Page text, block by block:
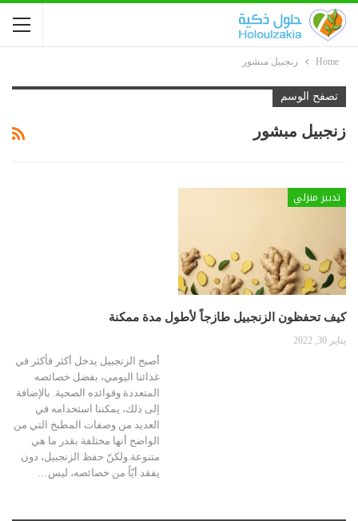
Home زنجبيل مبشور
تصفح الوسم
زنجبيل مبشور
تدبير منزلي
كيف تحفظون الزنجبيل طازجاً لأطول مدة ممكنة
يناير 30, 2022
أصبح الزنجبيل يدخل أكثر فأكثر في
غذائنا اليومي، بفضل خصائصه
المتعددة وفوائده الصحية. بالإضافة
إلى ذلك، يمكننا استخدامه في
العديد من وصفات المطبخ التي من
الواضح أنها مختلفة بقدر ما هي
متنوعة.ولكنّ حفظ الزنجبيل، دون
يفقد أيّاً من خصائصه، ليس…